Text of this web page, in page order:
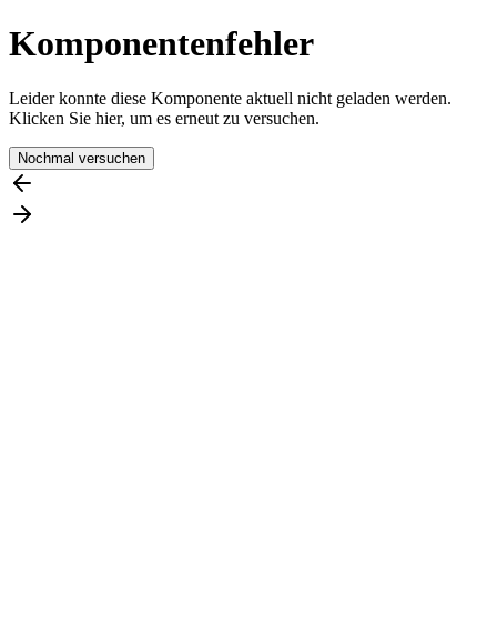
Komponentenfehler
Leider konnte diese Komponente aktuell nicht geladen werden.
Klicken Sie hier, um es erneut zu versuchen.
Nochmal versuchen